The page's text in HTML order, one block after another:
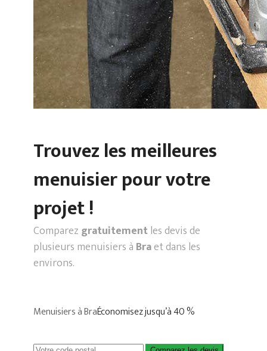
Trouvez les meilleures
menuisier pour votre
projet !
Comparez gratuitementles devis de
plusieurs menuisiers à Braet dans les
environs.
Menuisiers à BraÉconomisez jusqu’à 40 %